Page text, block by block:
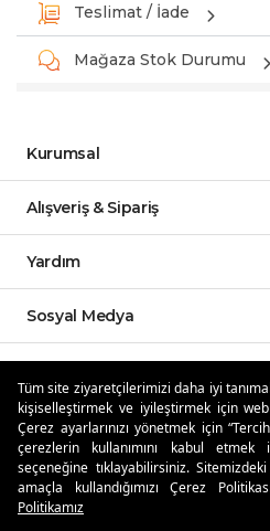
Tüm site ziyaretçilerimizi daha iyi
kişiselleştirmek ve iyileştirmek için
Çerez ayarlarınızı yönetmek için
çerezlerin kullanımını kabul
seçeneğine tıklayabilirsiniz.
amaçla kullandığımızı Çerez
Politikamız
Teslimat / İade
Mağaza Stok Durumu
Kurumsal
Alışveriş & Sipariş
Yardım
Sosyal Medya
Özdilekteyim'de Taksit
Güvenli Alışveriş